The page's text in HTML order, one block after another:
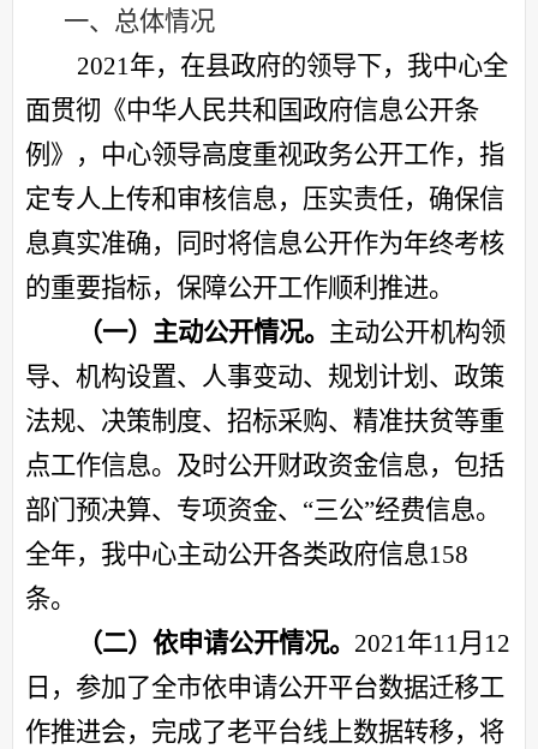
一、总体情况
2021年，在县政府的领导下，我中心全
面贯彻《中华人民共和国政府信息公开条
例》，中心领导高度重视政务公开工作，指
定专人上传和审核信息，压实责任，确保信
息真实准确，同时将信息公开作为年终考核
的重要指标，保障公开工作顺利推进。
（一）主动公开情况。 主动公开机构领
导、机构设置、人事变动、规划计划、政策
法规、决策制度、招标采购、精准扶贫等重
点工作信息。及时公开财政资金信息，包括
部门预决算、专项资金、 “三公”经费信息。
全年，我中心主动公开各类政府信息158
条。
（二）依申请公开情况。 2021年11月12
日，参加了全市依申请公开平台数据迁移工
作推进会，完成了老平台线上数据转移，将